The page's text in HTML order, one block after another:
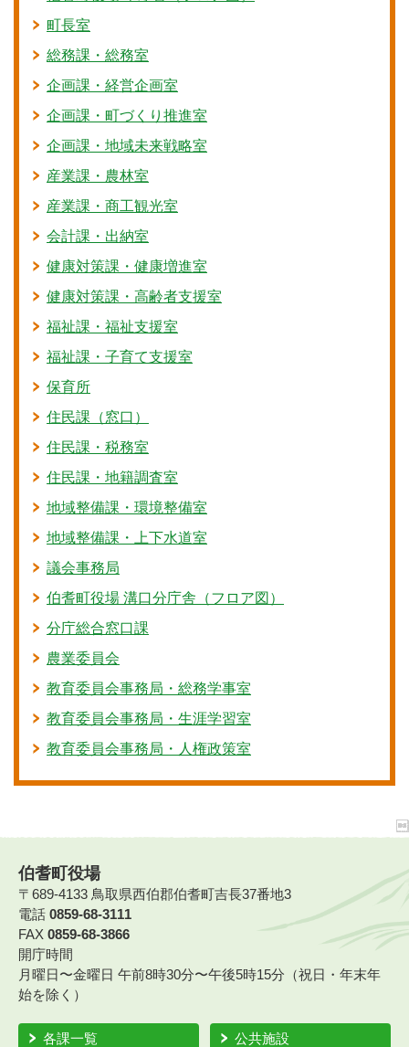
町長室
総務課・総務室
企画課・経営企画室
企画課・町づくり推進室
企画課・地域未来戦略室
産業課・農林室
産業課・商工観光室
会計課・出納室
健康対策課・健康増進室
健康対策課・高齢者支援室
福祉課・福祉支援室
福祉課・子育て支援室
保育所
住民課（窓口）
住民課・税務室
住民課・地籍調査室
地域整備課・環境整備室
地域整備課・上下水道室
議会事務局
伯耆町役場 溝口分庁舎（フロア図）
分庁総合窓口課
農業委員会
教育委員会事務局・総務学事室
教育委員会事務局・生涯学習室
教育委員会事務局・人権政策室
伯耆町役場
〒689-4133 鳥取県西伯郡伯耆町吉長37番地3
電話 0859-68-3111
FAX 0859-68-3866
開庁時間
月曜日〜金曜日 午前8時30分〜午後5時15分（祝日・年末年
始を除く）
各課一覧 公共施設